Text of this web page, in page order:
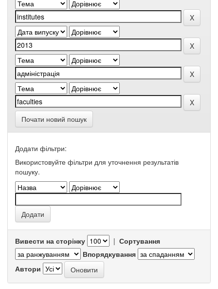
Почати новий пошук
Додати фільтри:
Використовуйте фільтри для уточнення результатів
пошуку.
Вивести на сторінку | Сортування
Впорядкування
Автори